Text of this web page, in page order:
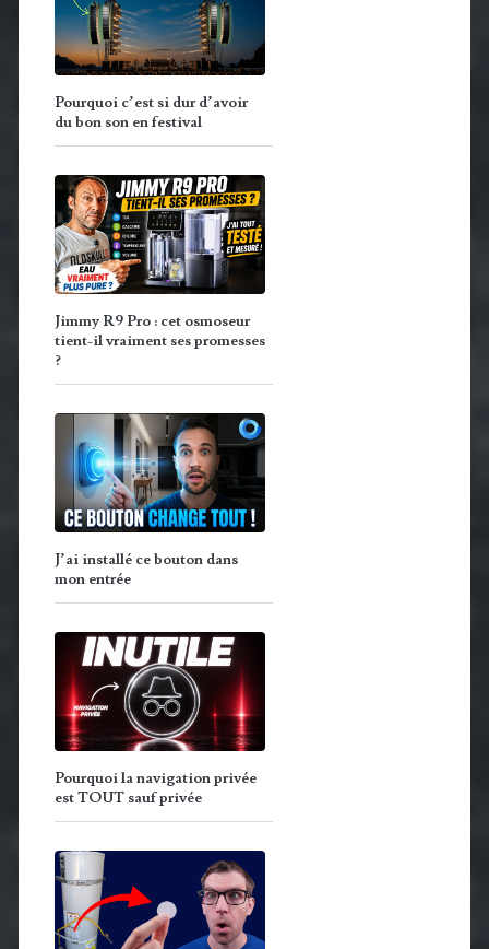
Pourquoi c’est si dur d’avoir
du bon son en festival
Jimmy R9 Pro : cet osmoseur
tient-il vraiment ses promesses
?
J’ai installé ce bouton dans
mon entrée
Pourquoi la navigation privée
est TOUT sauf privée